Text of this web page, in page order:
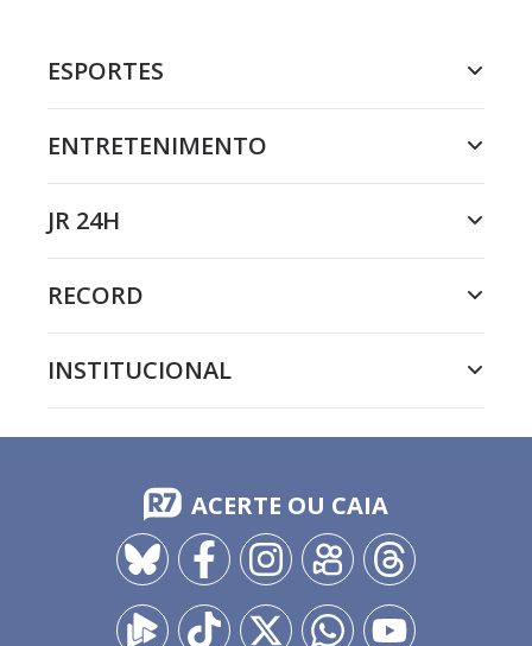
ESPORTES
ENTRETENIMENTO
JR 24H
RECORD
INSTITUCIONAL
ACERTE OU CAIA